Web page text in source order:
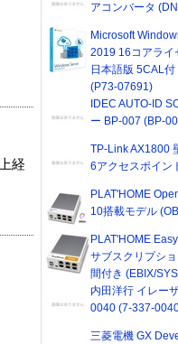
経
アコンバータ
Microsoft
2019 16コアライ
日本語版 5CAL
(P73-07691)
IDEC AUTO-ID
ー BP-007 (BP-
TP-Link AX1800
6アクセスポイン
PLAT'HOME
10搭載モデル
PLAT'HOME
サブスクリプシ
間付き (EBIX/
内田洋行 イレー
0040 (7-337-
三菱電機 GX